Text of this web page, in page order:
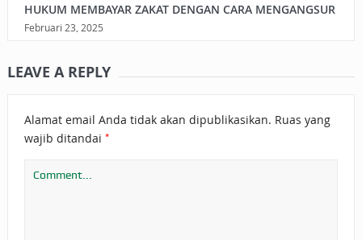
HUKUM MEMBAYAR ZAKAT DENGAN CARA MENGANGSUR
Februari 23, 2025
LEAVE A REPLY
Alamat email Anda tidak akan dipublikasikan. Ruas yang
wajib ditandai *